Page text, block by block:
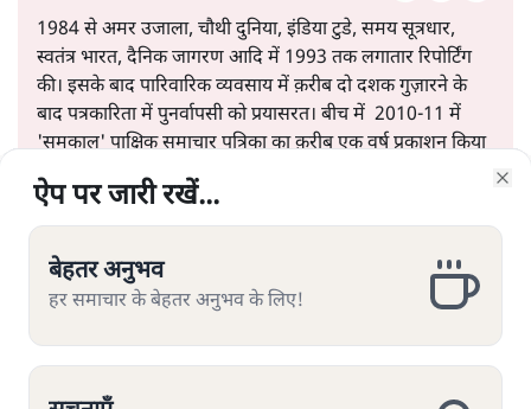
1984 से अमर उजाला, चौथी दुनिया, इंडिया टुडे, समय सूत्रधार,
स्वतंत्र भारत, दैनिक जागरण आदि में 1993 तक लगातार रिपोर्टिंग
की। इसके बाद पारिवारिक व्यवसाय में क़रीब दो दशक गुज़ारने के
बाद पत्रकारिता में पुनर्वापसी को प्रयासरत। बीच में 2010-11 में
'समकाल' पाक्षिक समाचार पत्रिका का क़रीब एक वर्ष प्रकाशन किया
।
ऐप पर जारी रखें...
बेहतर अनुभव
हर समाचार के बेहतर अनुभव के लिए!
ऐप पर जारी रखें...
बेहतर अनुभव
हर समाचार के बेहतर अनुभव के लिए!
ऐप पर जारी रखें...
बेहतर अनुभव
हर समाचार के बेहतर अनुभव के लिए!
ऐप पर जारी रखें...
बेहतर अनुभव
हर समाचार के बेहतर अनुभव के लिए!
ऐप पर जारी रखें...
बेहतर अनुभव
हर समाचार के बेहतर अनुभव के लिए!
ऐप पर जारी रखें...
बेहतर अनुभव
हर समाचार के बेहतर अनुभव के लिए!
ऐप पर जारी रखें...
बेहतर अनुभव
हर समाचार के बेहतर अनुभव के लिए!